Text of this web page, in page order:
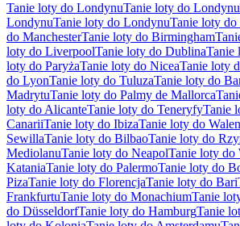
Tanie loty do LondynuTanie loty do Londynu
LondynuTanie loty do LondynuTanie loty
do ManchesterTanie loty do Birmingham
loty do LiverpoolTanie loty do DublinaTanie
loty do ParyżaTanie loty do NiceaTanie loty
do LyonTanie loty do TuluzaTanie loty do
MadrytuTanie loty do Palmy de Mallorca
loty do AlicanteTanie loty do TeneryfyTanie
CanariiTanie loty do IbizaTanie loty do
SewillaTanie loty do BilbaoTanie loty do
MediolanuTanie loty do NeapolTanie loty do
KataniaTanie loty do PalermoTanie loty do
PizaTanie loty do FlorencjaTanie loty do Bari
FrankfurtuTanie loty do MonachiumTanie
do DüsseldorfTanie loty do HamburgTanie